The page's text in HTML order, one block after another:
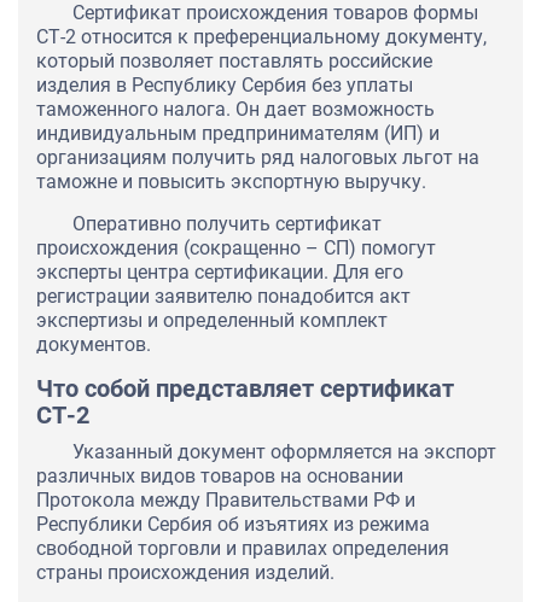
Сертификат происхождения товаров формы
СТ-2 относится к преференциальному документу,
который позволяет поставлять российские
изделия в Республику Сербия без уплаты
таможенного налога. Он дает возможность
индивидуальным предпринимателям (ИП) и
организациям получить ряд налоговых льгот на
таможне и повысить экспортную выручку.
Оперативно получить сертификат
происхождения (сокращенно – СП) помогут
эксперты центра сертификации. Для его
регистрации заявителю понадобится акт
экспертизы и определенный комплект
документов.
Что собой представляет сертификат
СТ-2
Указанный документ оформляется на экспорт
различных видов товаров на основании
Протокола между Правительствами РФ и
Республики Сербия об изъятиях из режима
свободной торговли и правилах определения
страны происхождения изделий.